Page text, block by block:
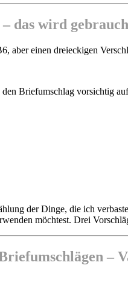
das wird
aber einen dreieckigen
Briefumschlag vorsichtig
der Dinge, die ich
möchtest. Drei
–